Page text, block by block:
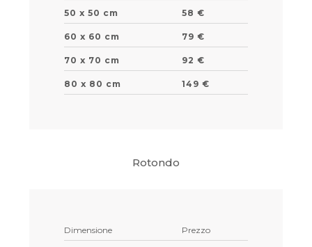
50 x 50 cm 58 €
60 x 60 cm 79 €
70 x 70 cm 92 €
80 x 80 cm 149 €
Rotondo
Dimensione Prezzo